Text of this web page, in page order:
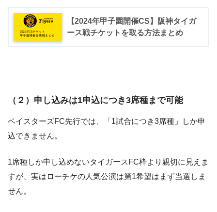
【2024年甲子園開催CS】阪神タイガ
ース戦チケットを取る方法まとめ
（２）申し込みは1申込につき3席種まで可能
ベイスターズFC先行では、「1試合につき3席種」しか申
込できません。
1席種しか申し込めないタイガースFC枠より親切に見えま
すが、実はローチケの人気公演は第1希望はまず当選しま
せん。